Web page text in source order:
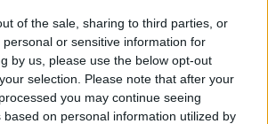
of the sale, sharing to third parties, or
or sensitive information for
by us, please use the below opt-out
selection. Please note that after your
you may continue seeing
based on personal information utilized by
οι δύο συλληφθέντες για τη